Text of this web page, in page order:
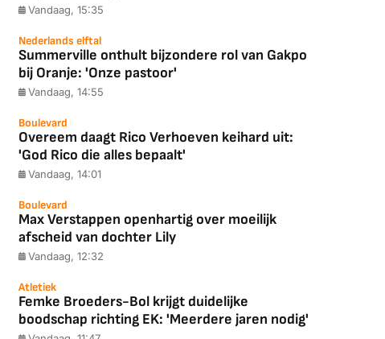
Vandaag, 15:35
Nederlands elftal
Summerville onthult bijzondere rol van Gakpo
bij Oranje: 'Onze pastoor'
Vandaag, 14:55
Boulevard
Overeem daagt Rico Verhoeven keihard uit:
'God Rico die alles bepaalt'
Vandaag, 14:01
Boulevard
Max Verstappen openhartig over moeilijk
afscheid van dochter Lily
Vandaag, 12:32
Atletiek
Femke Broeders-Bol krijgt duidelijke
boodschap richting EK: 'Meerdere jaren nodig'